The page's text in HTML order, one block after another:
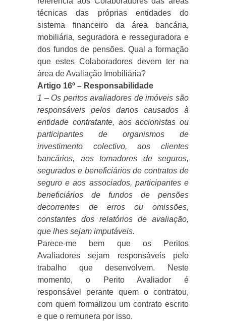
técnicas das próprias entidades do
sistema financeiro da área bancária,
mobiliária, seguradora e resseguradora e
dos fundos de pensões. Qual a formação
que estes Colaboradores devem ter na
área de Avaliação Imobiliária?
Artigo 16º – Responsabilidade
1 – Os peritos avaliadores de imóveis são
responsáveis pelos danos causados à
entidade contratante, aos accionistas ou
participantes de organismos de
investimento colectivo, aos clientes
bancários, aos tomadores de seguros,
segurados e beneficiários de contratos de
seguro e aos associados, participantes e
beneficiários de fundos de pensões
decorrentes de erros ou omissões,
constantes dos relatórios de avaliação,
que lhes sejam imputáveis.
Parece-me bem que os Peritos
Avaliadores sejam responsáveis pelo
trabalho que desenvolvem. Neste
momento, o Perito Avaliador é
responsável perante quem o contratou,
com quem formalizou um contrato escrito
e que o remunera por isso.